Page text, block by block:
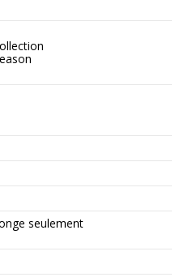
seulement